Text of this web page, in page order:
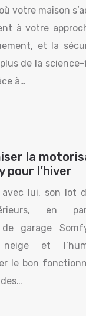
votre maison
à votre
et la
de la
à…
la
pour l’hiver
avec lui, son lot
en
garage
et
le bon